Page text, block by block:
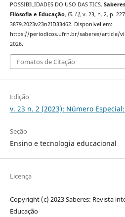
POSSIBILIDADES DO USO DAS TICS.
Filosofia e Educação, [S. l.], v. 23, n. 2, p.
3879.2023v23n2ID33462. Disponível em:
https://periodicos.ufrn.br/saberes/article/
2026.
Fomatos de Citação
Edição
v. 23 n. 2 (2023): Número
Seção
Ensino e tecnologia educacional
Licença
Copyright (c) 2023 Saberes: Revista
Educação